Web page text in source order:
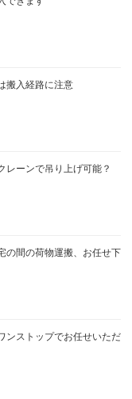
搬入経路に注意
レーンで吊り上げ可能？
の間の荷物運搬、お任せ下
ンストップでお任せいただ